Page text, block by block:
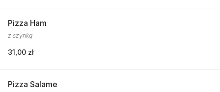
Pizza Ham
z szynką
31,00 zł
Pizza Salame